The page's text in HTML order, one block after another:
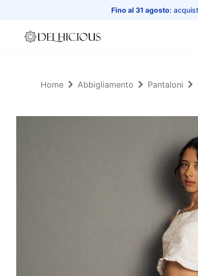
Fino al 31 agosto:
Home
Home Abbigliamento Pantaloni